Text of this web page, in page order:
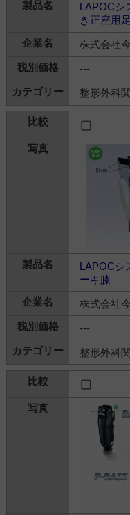
LAPOC
き正座用
株式会社
---
整形外科
LAPOC
ーキ膝
株式会社
---
整形外科